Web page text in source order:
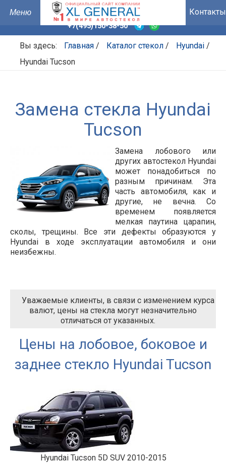
Контакты
+7(495)150-38-50
Вы здесь: Главная / Каталог стекол / Hyundai /
Hyundai Tucson
Замена стекла Hyundai
Tucson
Замена лобового или
других автостекол Hyundai
может понадобиться по
разным причинам. Эта
часть автомобиля, как и
другие, не вечна. Со
временем появляется
мелкая паутина царапин,
сколы, трещины. Все эти дефекты образуются у
Hyundai в ходе эксплуатации автомобиля и они
неизбежны.
Уважаемые клиенты, в связи с изменением курса
валют, цены на стекла могут незначительно
отличаться от указанных.
Цены на лобовое, боковое и
заднее стекло Hyundai Tucson
Hyundai Tucson 5D SUV 2010-2015